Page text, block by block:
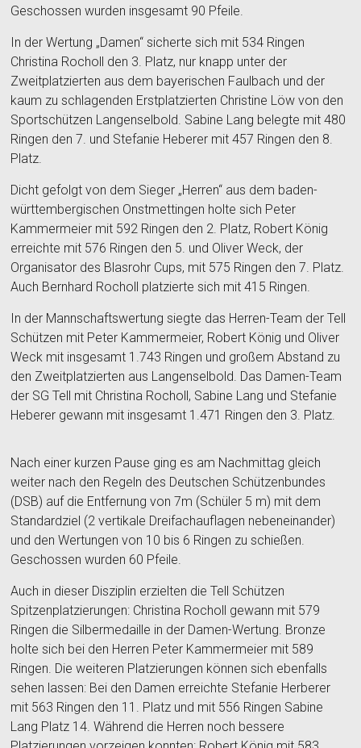
Geschossen wurden insgesamt 90 Pfeile.
In der Wertung „Damen“ sicherte sich mit 534 Ringen
Christina Rocholl den 3. Platz, nur knapp unter der
Zweitplatzierten aus dem bayerischen Faulbach und der
kaum zu schlagenden Erstplatzierten Christine Löw von den
Sportschützen Langenselbold. Sabine Lang belegte mit 480
Ringen den 7. und Stefanie Heberer mit 457 Ringen den 8.
Platz.
Dicht gefolgt von dem Sieger „Herren“ aus dem baden-
württembergischen Onstmettingen holte sich Peter
Kammermeier mit 592 Ringen den 2. Platz, Robert König
erreichte mit 576 Ringen den 5. und Oliver Weck, der
Organisator des Blasrohr Cups, mit 575 Ringen den 7. Platz.
Auch Bernhard Rocholl platzierte sich mit 415 Ringen.
In der Mannschaftswertung siegte das Herren-Team der Tell
Schützen mit Peter Kammermeier, Robert König und Oliver
Weck mit insgesamt 1.743 Ringen und großem Abstand zu
den Zweitplatzierten aus Langenselbold. Das Damen-Team
der SG Tell mit Christina Rocholl, Sabine Lang und Stefanie
Heberer gewann mit insgesamt 1.471 Ringen den 3. Platz.
Nach einer kurzen Pause ging es am Nachmittag gleich
weiter nach den Regeln des Deutschen Schützenbundes
(DSB) auf die Entfernung von 7m (Schüler 5 m) mit dem
Standardziel (2 vertikale Dreifachauflagen nebeneinander)
und den Wertungen von 10 bis 6 Ringen zu schießen.
Geschossen wurden 60 Pfeile.
Auch in dieser Disziplin erzielten die Tell Schützen
Spitzenplatzierungen: Christina Rocholl gewann mit 579
Ringen die Silbermedaille in der Damen-Wertung. Bronze
holte sich bei den Herren Peter Kammermeier mit 589
Ringen. Die weiteren Platzierungen können sich ebenfalls
sehen lassen: Bei den Damen erreichte Stefanie Herberer
mit 563 Ringen den 11. Platz und mit 556 Ringen Sabine
Lang Platz 14. Während die Herren noch bessere